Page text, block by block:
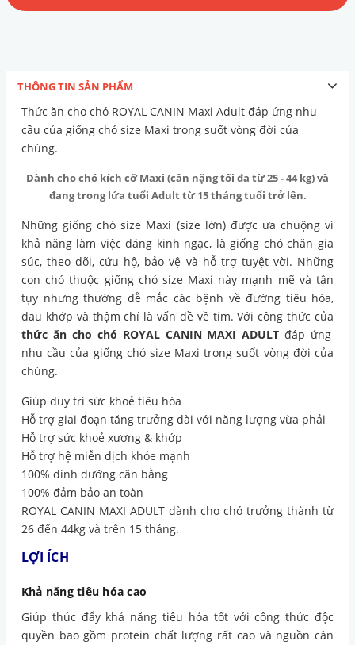
THÔNG TIN SẢN PHẨM
Thức ăn cho chó ROYAL CANIN Maxi Adult đáp ứng nhu
cầu của giống chó size Maxi trong suốt vòng đời của
chúng.
Dành cho chó kích cỡ Maxi (cân nặng tối đa từ 25 - 44 kg) và
đang trong lứa tuổi Adult từ 15 tháng tuổi trở lên.
Những giống chó size Maxi (size lớn) được ưa chuộng vì
khả năng làm việc đáng kinh ngạc, là giống chó chăn gia
súc, theo dõi, cứu hộ, bảo vệ và hỗ trợ tuyệt vời. Những
con chó thuộc giống chó size Maxi này mạnh mẽ và tận
tụy nhưng thường dễ mắc các bệnh về đường tiêu hóa,
đau khớp và thậm chí là vấn đề về tim. Với công thức của
thức ăn cho chó ROYAL CANIN MAXI ADULT đáp ứng
nhu cầu của giống chó size Maxi trong suốt vòng đời của
chúng.
Giúp duy trì sức khoẻ tiêu hóa
Hỗ trợ giai đoạn tăng trưởng dài với năng lượng vừa phải
Hỗ trợ sức khoẻ xương & khớp
Hỗ trợ hệ miễn dịch khỏe mạnh
100% dinh dưỡng cân bằng
100% đảm bảo an toàn
ROYAL CANIN MAXI ADULT dành cho chó trưởng thành từ
26 đến 44kg và trên 15 tháng.
LỢI ÍCH
Khả năng tiêu hóa cao
Giúp thúc đẩy khả năng tiêu hóa tốt với công thức độc
quyền bao gồm protein chất lượng rất cao và nguồn cân